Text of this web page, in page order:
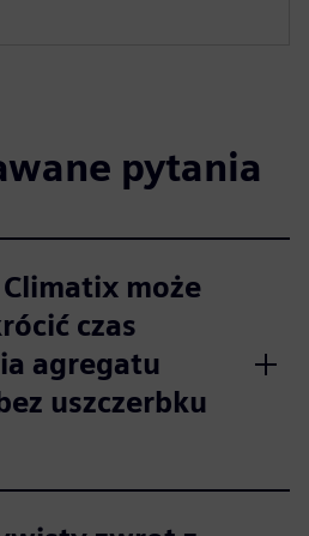
pytania
może
czas
agregatu
uszczerbku